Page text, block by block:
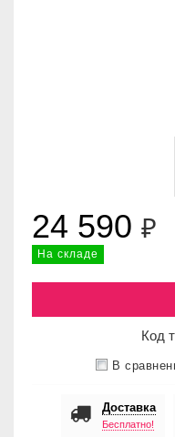
24 590 ₽
На складе
Код
В
Доставка
Бесплатно!